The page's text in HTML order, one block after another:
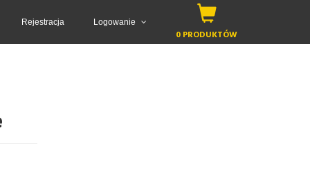
Rejestracja Logowanie
0 PRODUKTÓW